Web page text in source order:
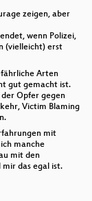
zeigen, aber
wenn Polizei,
(vielleicht) erst
Arten
gut gemacht ist.
Opfer gegen
Victim Blaming
mit
manche
mit den
das egal ist.